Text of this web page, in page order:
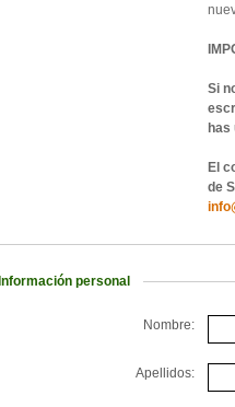
Si
has
El
de
Información personal
Nombre:
Apellidos: